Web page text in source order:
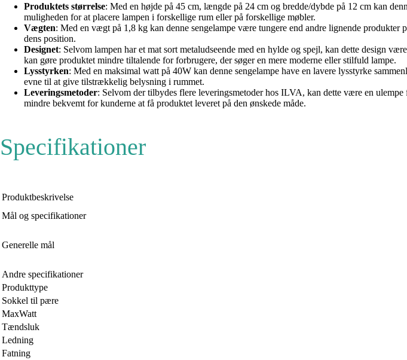
Produktets størrelse: Med en højde på 45 cm, længde på 24 cm og bredde/dybde på 12 cm kan
muligheden for at placere lampen i forskellige rum eller på forskellige møbler.
Vægten: Med en vægt på 1,8 kg kan denne sengelampe være tungere end andre lignende
dens position.
Designet: Selvom lampen har et mat sort metaludseende med en hylde og spejl, kan dette design
kan gøre produktet mindre tiltalende for forbrugere, der søger en mere moderne eller stilfuld lampe.
Lysstyrken: Med en maksimal watt på 40W kan denne sengelampe have en lavere lysstyrke
evne til at give tilstrækkelig belysning i rummet.
Leveringsmetoder: Selvom der tilbydes flere leveringsmetoder hos ILVA, kan dette være en
mindre bekvemt for kunderne at få produktet leveret på den ønskede måde.
Specifikationer
Produktbeskrivelse
Mål og specifikationer
Generelle mål
Andre specifikationer
Produkttype
Sokkel til pære
MaxWatt
Tændsluk
Ledning
Fatning